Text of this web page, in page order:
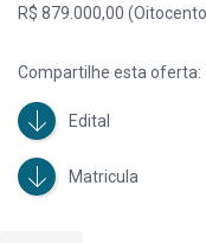
R$ 879.000,00
Compartilhe esta oferta:
Edital
Matricula